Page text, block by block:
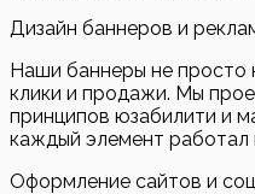
Дизайн баннеров и
Наши баннеры не просто
клики и продажи. Мы
принципов юзабилити и
каждый элемент работал
Оформление сайтов и